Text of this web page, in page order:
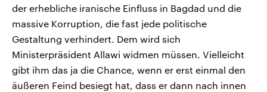
der erhebliche iranische Einfluss in Bagdad und die
massive Korruption, die fast jede politische
Gestaltung verhindert. Dem wird sich
Ministerpräsident Allawi widmen müssen. Vielleicht
gibt ihm das ja die Chance, wenn er erst einmal den
äußeren Feind besiegt hat, dass er dann nach innen